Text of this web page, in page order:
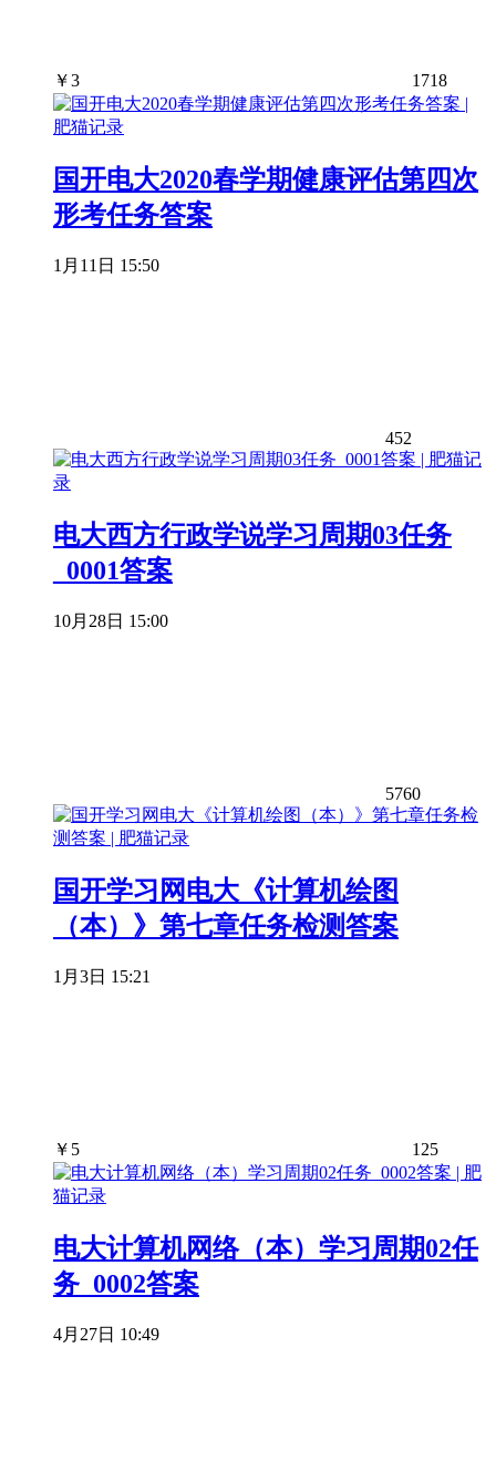
￥3 1718
国开电大2020春学期健康评估第四次
形考任务答案
1月11日 15:50
452
电大西方行政学说学习周期03任务
_0001答案
10月28日 15:00
5760
国开学习网电大《计算机绘图
（本）》第七章任务检测答案
1月3日 15:21
￥ 5 125
电大计算机网络（本）学习周期02任
务_0002答案
4月27日 10:49